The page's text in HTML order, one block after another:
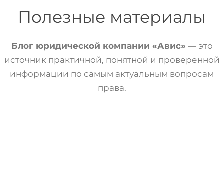
Полезные материалы
Блог юридической компании «Авис» — это
источник практичной, понятной и проверенной
информации по самым актуальным вопросам
права.